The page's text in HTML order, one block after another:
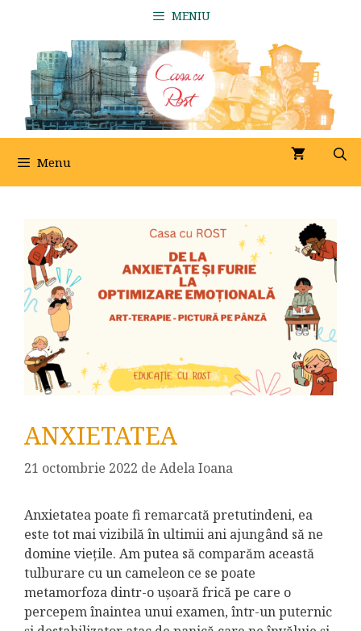
conținut
MENIU
Menu
ANXIETATEA
21 octombrie 2022 de Adela Ioana
Anxietatea poate fi remarcată pretutindeni, ea
este tot mai vizibilă în ultimii ani ajungând să ne
domine viețile. Am putea să comparăm această
tulburare cu un cameleon ce se poate
metamorfoza dintr-o ușoară frică pe care o
percepem înaintea unui examen, într-un puternic